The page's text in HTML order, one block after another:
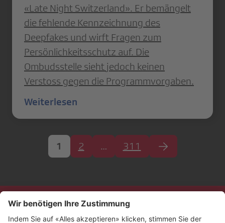
«Late Night Switzerland». Er bemängelt
die fehlende Kennzeichnung des
Deepfakes und wirft Fragen zum
Persönlichkeitsschutz auf. Die
Ombudsstelle sieht jedoch keinen
Verstoss gegen die Programmvorgaben.
Weiterlesen
1 2 … 311